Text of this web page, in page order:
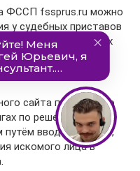
ФССП fssprus.ru можно
у судебных приставов
об исполнительных
гражданина, у
автомобиль.
сайта посетителю
по решениям суда и
путём ввода фамилии,
искомого лица в